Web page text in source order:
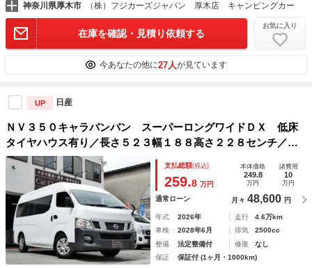
神奈川県厚木市 （株）フジカーズジャパン 厚木店 キャンピングカー
在庫を確認・見積り依頼する
お気に入り
今あなたの他に27人が見ています
UP 日産
ＮＶ３５０キャラバンバン スーパーロングワイドＤＸ 低床
タイヤハウス有り／長さ５２３幅１８８高さ２２８センチ／普
通貨物１ナンバー／走行距離４．６万キロ／リアスモークフィ
ルム／社外リアソナー／キーレス／車検Ｒ１０年６月１８日／
Ｈ２６年モデル／乗車定員６人
支払総額(税込)
259.8 万円
本体価格
249.8
万円
諸費用
10
万円
通常ローン 月々 48,600 円
年式 2026年 走行
4.6万km
車検
2028年6月 排気
2500cc
整備
法定整備付 修復
なし
保証
保証付 (1ヶ月・1000km)